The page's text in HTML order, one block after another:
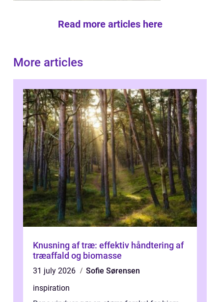
Read more articles here
More articles
Knusning af træ: effektiv håndtering af
træaffald og biomasse
31 july 2026
Sofie Sørensen
inspiration